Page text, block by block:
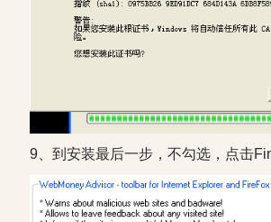
9、到安装最后一步，不勾选，点击